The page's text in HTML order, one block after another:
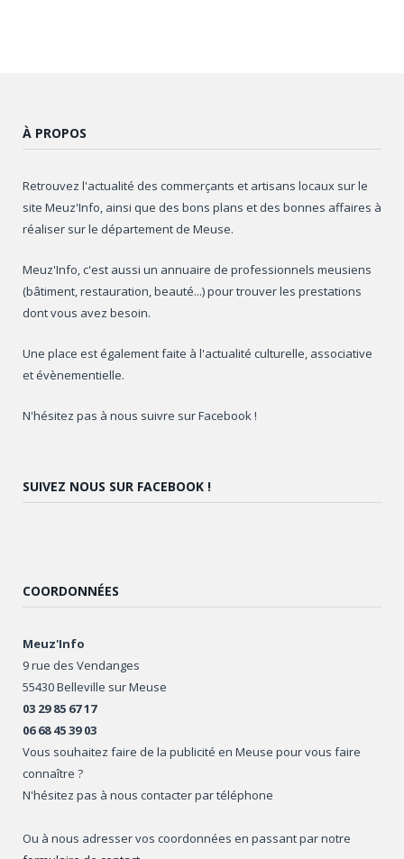
À PROPOS
Retrouvez l'actualité des commerçants et artisans locaux sur le
site Meuz'Info, ainsi que des bons plans et des bonnes affaires à
réaliser sur le département de Meuse.
Meuz'Info, c'est aussi un annuaire de professionnels meusiens
(bâtiment, restauration, beauté...) pour trouver les prestations
dont vous avez besoin.
Une place est également faite à l'actualité culturelle, associative
et évènementielle.
N'hésitez pas à nous suivre sur Facebook !
SUIVEZ NOUS SUR FACEBOOK !
COORDONNÉES
Meuz'Info
9 rue des Vendanges
55430 Belleville sur Meuse
03 29 85 67 17
06 68 45 39 03
Vous souhaitez faire de la publicité en Meuse pour vous faire
connaître ?
N'hésitez pas à nous contacter par téléphone
Ou à nous adresser vos coordonnées en passant par notre